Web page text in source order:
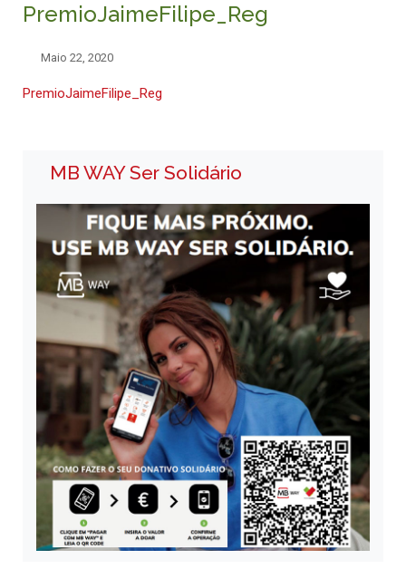
PremioJaimeFilipe_Reg
Maio 22, 2020
PremioJaimeFilipe_Reg
MB WAY Ser Solidário